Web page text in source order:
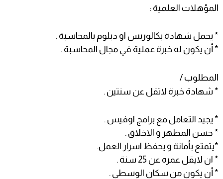
المؤهلات العلمية :
* يحمل شهادة بكالوريس او دبلوم بالمحاسبة .
* أن يكون له خبرة عملية في مجال المحاسبة .
المطلوب /
* شهادة خبرة لاتقل عن سنتين .
* يجيد التعامل مع برامج اوفيس .
* حسن المظهر و الاخلاق .
*يتمتع بأمانة و يحفظ اسرار العمل.
* ان لايقل عمره عن 25 سنة .
* أن يكون من سكان الوسطى .